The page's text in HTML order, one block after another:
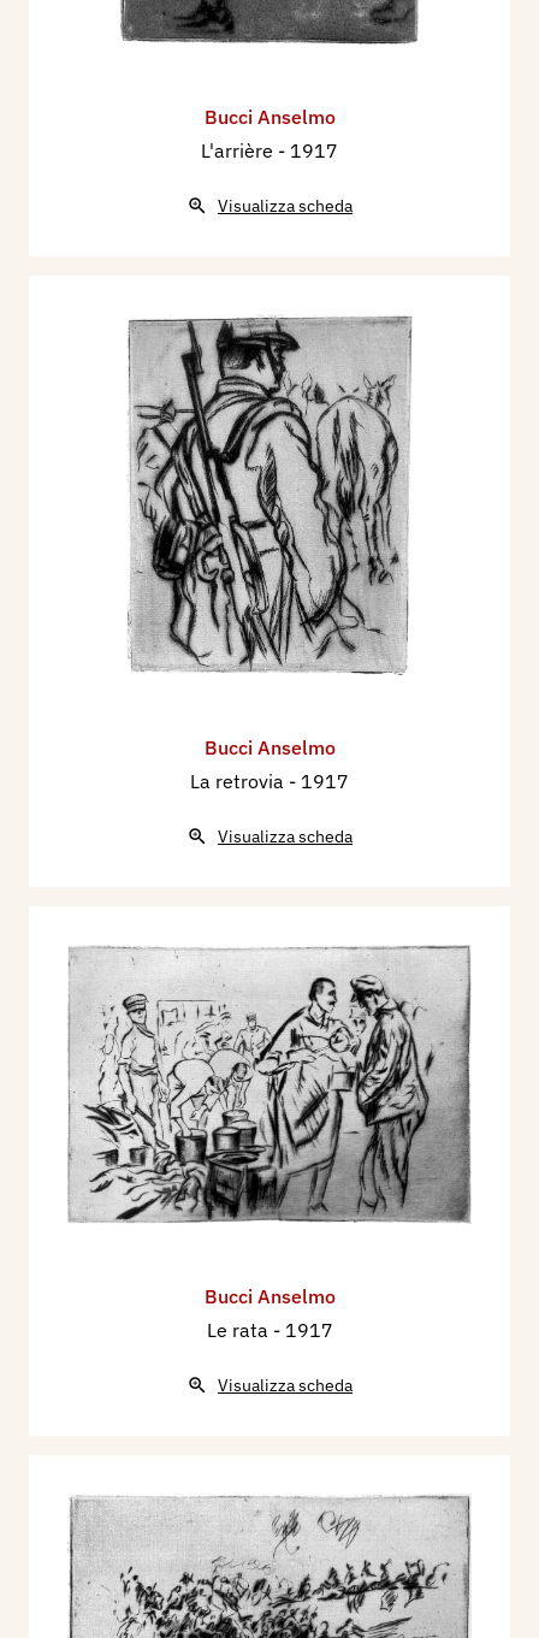
Bucci Anselmo
L'arrière - 1917
Visualizza scheda
Bucci Anselmo
La retrovia - 1917
Visualizza scheda
Bucci Anselmo
Le rata - 1917
Visualizza scheda